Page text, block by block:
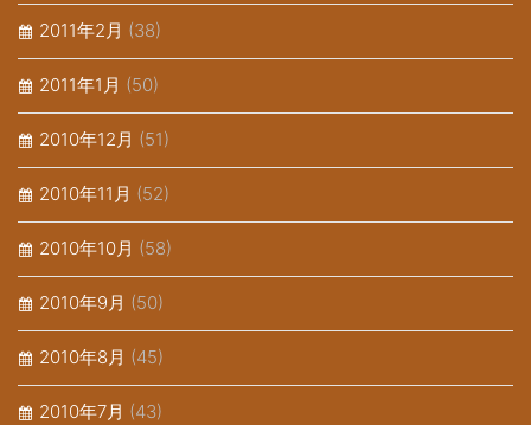
2011年2月 (38)
2011年1月 (50)
2010年12月 (51)
2010年11月 (52)
2010年10月 (58)
2010年9月 (50)
2010年8月 (45)
2010年7月 (43)